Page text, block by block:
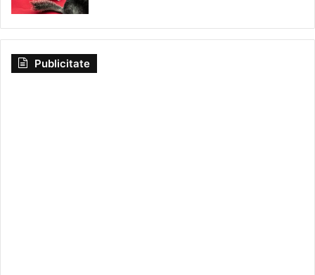
Publicitate